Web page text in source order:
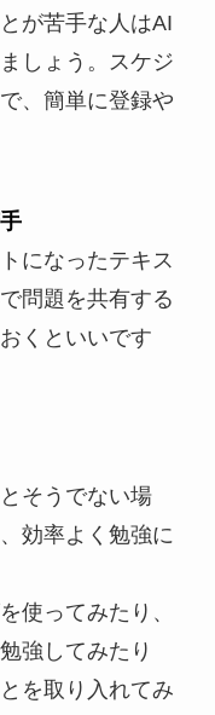
が苦手な人はAI
しょう。スケジ
、簡単に登録や
になったテキス
問題を共有する
くといいです
そうでない場
効率よく勉強に
使ってみたり、
強してみたり
を取り入れてみ